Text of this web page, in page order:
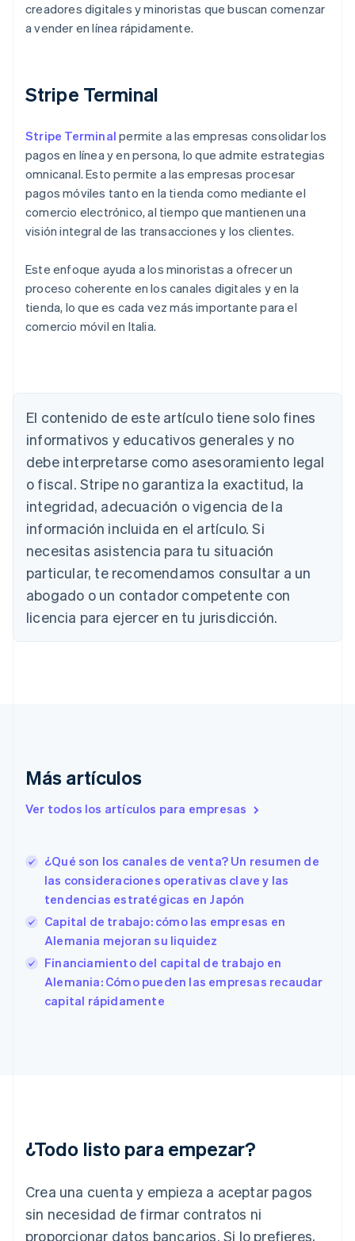
creadores digitales y minoristas que buscan comenzar
a vender en línea rápidamente.
Stripe Terminal
Stripe Terminal permite a las empresas consolidar los
pagos en línea y en persona, lo que admite estrategias
omnicanal. Esto permite a las empresas procesar
pagos móviles tanto en la tienda como mediante el
comercio electrónico, al tiempo que mantienen una
visión integral de las transacciones y los clientes.
Este enfoque ayuda a los minoristas a ofrecer un
proceso coherente en los canales digitales y en la
tienda, lo que es cada vez más importante para el
comercio móvil en Italia.
El contenido de este artículo tiene solo fines
informativos y educativos generales y no
debe interpretarse como asesoramiento legal
o fiscal. Stripe no garantiza la exactitud, la
integridad, adecuación o vigencia de la
información incluida en el artículo. Si
necesitas asistencia para tu situación
particular, te recomendamos consultar a un
abogado o un contador competente con
licencia para ejercer en tu jurisdicción.
Más artículos
Ver todos los artículos para empresas
¿Qué son los canales de venta? Un resumen de
las consideraciones operativas clave y las
tendencias estratégicas en Japón
Capital de trabajo: cómo las empresas en
Alemania mejoran su liquidez
Financiamiento del capital de trabajo en
Alemania: Cómo pueden las empresas recaudar
capital rápidamente
¿Todo listo para empezar?
Crea una cuenta y empieza a aceptar pagos
sin necesidad de firmar contratos ni
proporcionar datos bancarios. Si lo prefieres,
Alemania
Deutsch
Australia
English
Austria
Bélgica
NederlandsFrançaisDeutschEnglish
Brasil
Português English
Bulgaria
English
Canadá
English Français
China continental
English
Eslovaquia
España
EspañolEnglish
Estados Unidos
English Español 简体中文
Estonia
English
Finlandia
EnglishSvenska
Francia
Français English
Irlanda
Italia
English
Japón